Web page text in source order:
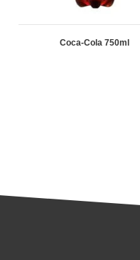
Coca-Cola 750ml